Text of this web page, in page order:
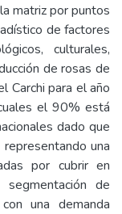
matriz por puntos
de factores
culturales,
de rosas de
Carchi para el año
el 90% está
dado que
una
por cubrir en
de
una demanda